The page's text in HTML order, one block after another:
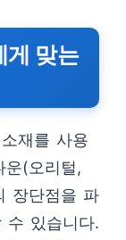
게 맞는
재를 사용
운(오리털,
장단점을 파
수 있습니다.